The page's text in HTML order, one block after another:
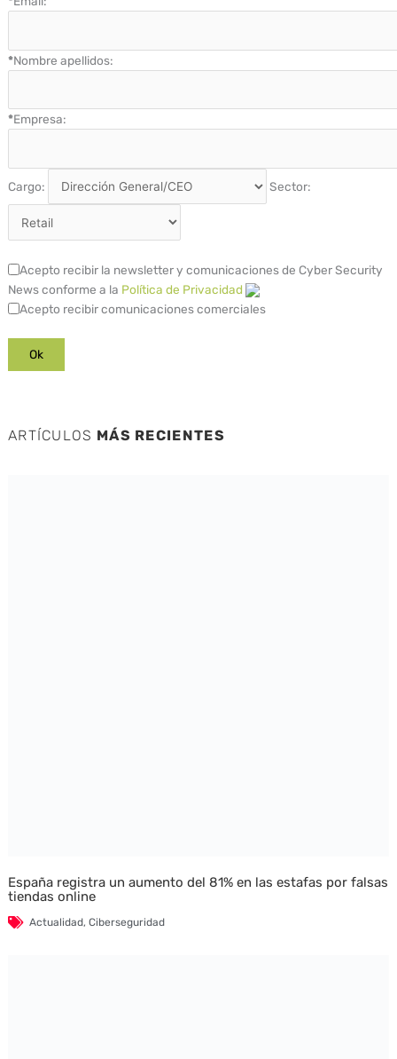
*Nombre apellidos:
*Empresa:
Cargo: Sector:
Acepto recibir la newsletter y comunicaciones de Cyber Security
News conforme a la Política de Privacidad
Acepto recibir comunicaciones comerciales
ARTÍCULOS MÁS RECIENTES
España registra un aumento del 81% en las estafas por falsas
tiendas online
Actualidad, Ciberseguridad